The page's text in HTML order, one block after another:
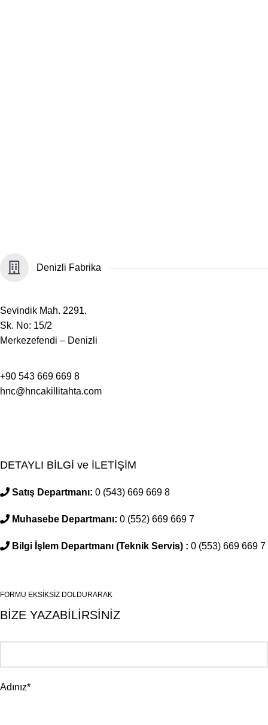
Denizli Fabrika
​Sevindik Mah. 2291.
Sk. No: 15/2
Merkezefendi – Denizli
+90 543 669 669 8
hnc@hncakillitahta.com
DETAYLI BİLGİ ve İLETİŞİM
Satış Departmanı: 0 (543) 669 669 8
Muhasebe Departmanı: 0 (552) 669 669 7
Bilgi İşlem Departmanı (Teknik Servis) : 0 (553) 669 669 7
FORMU EKSİKSİZ DOLDURARAK
BİZE YAZABİLİRSİNİZ
Adınız*